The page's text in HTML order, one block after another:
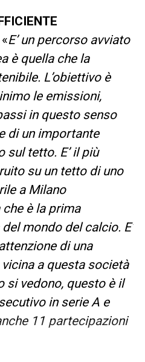
E’ un percorso avviato
è quella che la
L’obiettivo è
le emissioni,
in questo senso
di un importante
tetto. E’ il più
su un tetto di uno
a Milano
è la prima
mondo del calcio. E’
di una
a questa società
si vedono, questo è il
in serie A e
11 partecipazioni